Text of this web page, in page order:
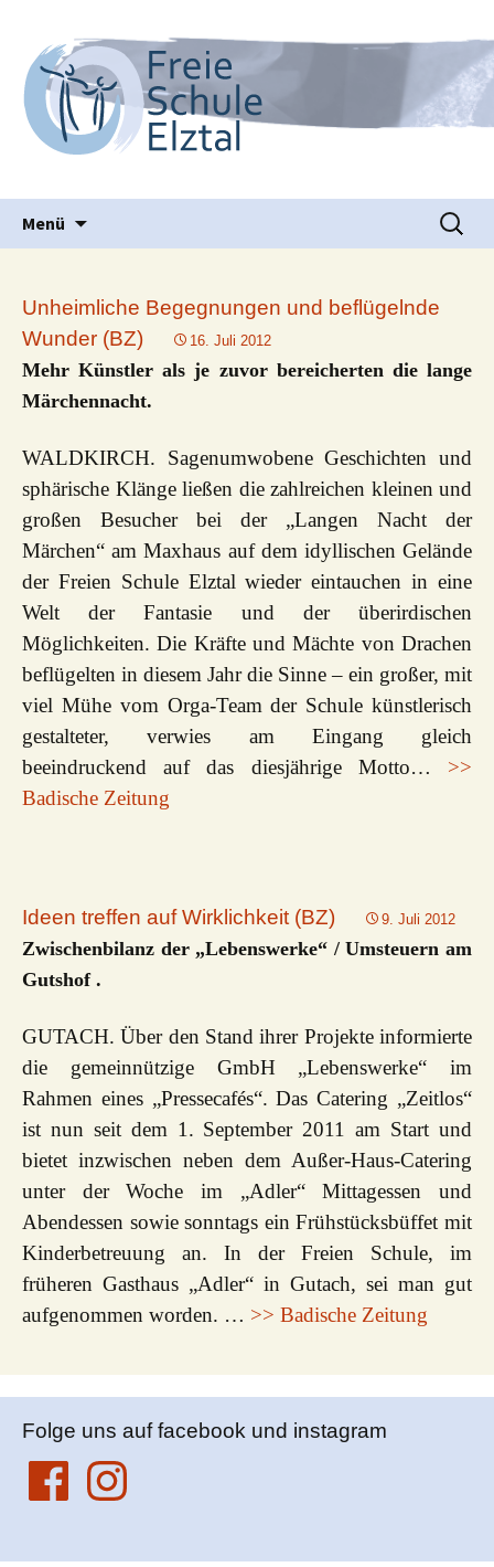
Freie Schule Elztal
Waldorfpädagogik seit 1986
Menü
zum
nach:
Unheimliche Begegnungen und beflügelnde
Wunder (BZ)
16. Juli 2012
Mehr Künstler als je zuvor bereicherten die lange
Märchennacht.
WALDKIRCH. Sagenumwobene Geschichten und
sphärische Klänge ließen die zahlreichen kleinen und
großen Besucher bei der „Langen Nacht der
Märchen“ am Maxhaus auf dem idyllischen Gelände
der Freien Schule Elztal wieder eintauchen in eine
Welt der Fantasie und der überirdischen
Möglichkeiten. Die Kräfte und Mächte von Drachen
beflügelten in diesem Jahr die Sinne – ein großer, mit
viel Mühe vom Orga-Team der Schule künstlerisch
gestalteter, verwies am Eingang gleich
beeindruckend auf das diesjährige Motto… >>
Badische Zeitung
Ideen treffen auf Wirklichkeit (BZ) 9. Juli 2012
Zwischenbilanz der „Lebenswerke“ / Umsteuern am
Gutshof .
GUTACH. Über den Stand ihrer Projekte informierte
die gemeinnützige GmbH „Lebenswerke“ im
Rahmen eines „Pressecafés“. Das Catering „Zeitlos“
ist nun seit dem 1. September 2011 am Start und
bietet inzwischen neben dem Außer-Haus-Catering
unter der Woche im „Adler“ Mittagessen und
Abendessen sowie sonntags ein Frühstücksbüffet mit
Kinderbetreuung an. In der Freien Schule, im
früheren Gasthaus „Adler“ in Gutach, sei man gut
aufgenommen worden. … >> Badische Zeitung
Folge uns auf facebook und instagram
FacebookInstagram